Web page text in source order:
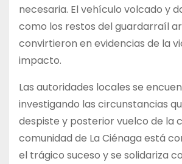
necesaria. El vehículo volcado y
como los restos del guardarraíl
convirtieron en evidencias de la
impacto.
Las autoridades locales se
investigando las circunstancias
despiste y posterior vuelco de la
comunidad de La Ciénaga está
el trágico suceso y se solidariza